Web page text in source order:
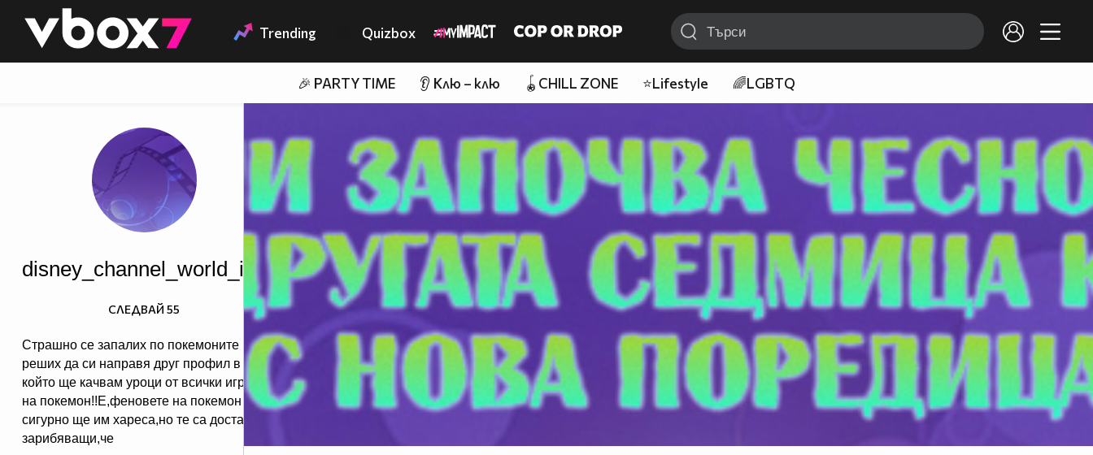
👾 Trending Quizbox
🎉 PARTY TIME 👂 Клю – клю 🪀CHILL ZONE ⭐Lifestyle 🌈LGBTQ
disney_channel_world_inc
Страшно се запалих по покемоните и
реших да си направя друг профил в
който ще качвам уроци от всички игри
на покемон!!Е,феновете на покемон
сигурно ще им хареса,но те са доста
зарибяващи,че
СЛЕДВАЙ 55